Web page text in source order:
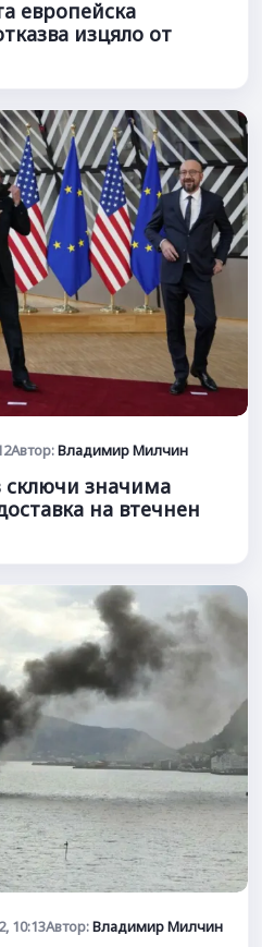
европейска
изцяло от
Автор:Владимир Милчин
сключи значима
на втечнен
10:13Автор:Владимир Милчин